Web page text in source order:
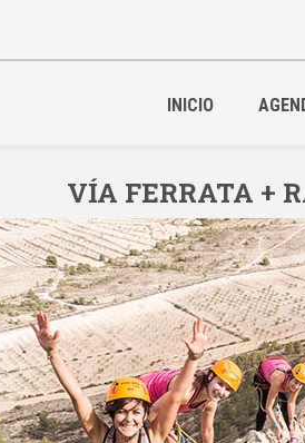
INICIO
VÍA FERRATA +